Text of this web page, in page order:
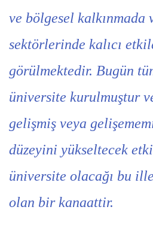
ve bölgesel kalkınmada
sektörlerinde kalıcı
görülmektedir. Bugün
üniversite kurulmuştur
gelişmiş veya
düzeyini yükseltecek
üniversite olacağı bu
olan bir kanaattir.